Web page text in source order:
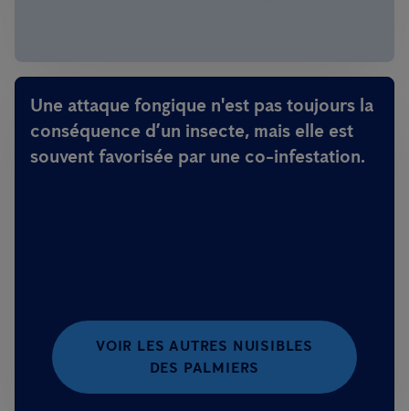
Une attaque fongique n'est pas toujours la
conséquence d’un insecte, mais elle est
souvent favorisée par une co-infestation.
VOIR LES AUTRES NUISIBLES
DES PALMIERS